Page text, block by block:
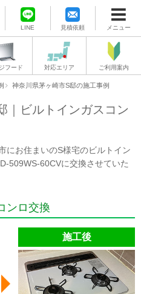
LINE 見積依頼 メニュー
フード 対応エリア ご利用案内
神奈川県茅ヶ崎市S邸の施工事例
｜ビルトインガスコン
にお住まいのS様宅のビルトイン
509WS-60CVに交換させていた
ンロ交換
施工後